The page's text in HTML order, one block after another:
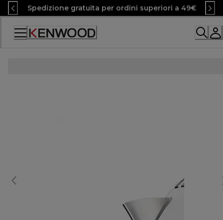
Skip
to
Content
Spedizione gratuita per ordini superiori a 49€
Accessibility